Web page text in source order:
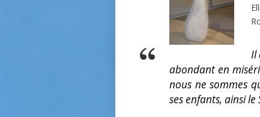
Il
abondant en
nous ne sommes
ses enfants, ainsi